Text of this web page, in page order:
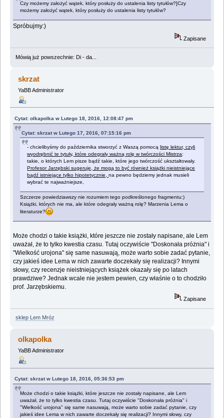
Czy możemy założyć wątek, który posłuży do ustalenia listy tytułów?]Czy
możemy założyć wątek, który posłuży do ustalenia listy tytułów?
Spróbujmy:)
Zapisane
Mówią już powszechnie: Di - da...
skrzat
YaBB Administrator
Cytat: olkapolka w Lutego 18, 2016, 12:08:47 pm
Cytat: skrzat w Lutego 17, 2016, 07:15:16 pm
- chcielibyśmy do października stworzyć z Waszą pomocąlistę lektur, czyli
wyodrębnić te tytuły, które odegrały ważną rolę w twórczości Mistrza:
takie, o których Lem pisze bądź takie, które jego twórczość ukształtowały.
Profesor Jarzębski sugeruje, że mogą to być również książki nieistniejące
bądź istniejące tylko hipotetycznie,na pewno będziemy jednak musieli
wybrać te najważniejsze,
Szczerze powiedziawszy nie rozumiem tego podkreślonego fragmentu:)
Książki, których nie ma, ale które odegrały ważną rolę? Marzenia Lema o
literaturze?
Może chodzi o takie książki, które jeszcze nie zostały napisane, ale Lem
uważał, że to tylko kwestia czasu. Tutaj oczywiście "Doskonała próżnia" i
"Wielkość urojona" się same nasuwają, może warto sobie zadać pytanie,
czy jakieś idee Lema w nich zawarte doczekały się realizacji? Innymi
słowy, czy recenzje nieistniejących książek okazały się po latach
prawdziwe? Jednak wcale nie jestem pewien, czy właśnie o to chodziło
prof. Jarzębskiemu.
Zapisane
sklep Lem Mróz
olkapolka
YaBB Administrator
Cytat: skrzat w Lutego 18, 2016, 05:36:53 pm
Może chodzi o takie książki, które jeszcze nie zostały napisane, ale Lem
uważał, że to tylko kwestia czasu. Tutaj oczywiście "Doskonała próżnia" i
"Wielkość urojona" się same nasuwają, może warto sobie zadać pytanie, czy
jakieś idee Lema w nich zawarte doczekały się realizacji? Innymi słowy, czy